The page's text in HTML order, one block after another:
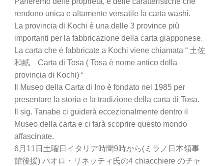
rendono unica e altamente versatile la carta washi.
La provincia di Kochi è una delle 3 province più
importanti per la fabbricazione della carta giapponese.
La carta che è fabbricate a Kochi viene chiamata “ 土佐
和紙 Carta di Tosa ( Tosa è nome antico della
provincia di Kochi) “
Il Museo della Carta di Ino è fondato nel 1985 per
presentare la storia e la tradizione della carta di Tosa.
Il sig. Tanabe ci guiderà eccezionalmente dentro il
Museo della carta e ci farà scoprire questo mondo
affascinate.
6月11日土曜日イタリア時間9時から(ミラノ日本領事
館後援) パオロ・リネッティ氏の4 chiacchiere のチャ